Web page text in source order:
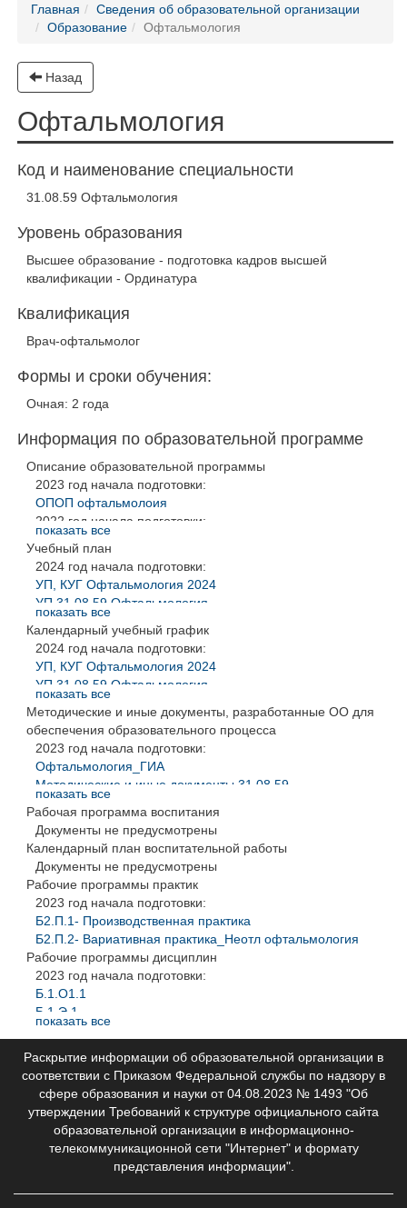
Главная
Сведения об образовательной организации
Образование
Офтальмология
Назад
Офтальмология
Код и наименование специальности
31.08.59 Офтальмология
Уровень образования
Высшее образование - подготовка кадров высшей
квалификации - Ординатура
Квалификация
Врач-офтальмолог
Формы и сроки обучения:
Очная: 2 года
Информация по образовательной программе
Описание образовательной программы
2023 год начала подготовки:
ОПОП офтальмолоия
2022 год начала подготовки:
ОПОП офтальмолоия
2020 год начала подготовки:
ОПОП_Офтальмология 2020
2018 год начала подготовки:
ОПОП офтальмология 2018
2017 год начала подготовки:
ОПОП ОФТАЛЬМОЛОГИЯ 2017
показать все
Учебный план
2024 год начала подготовки:
УП, КУГ Офтальмология 2024
УП 31.08.59 Офтальмология
2023 год начала подготовки:
УП, КУГ Офтальмология 2024
УП 31.08.59 Офтальмология
2022 год начала подготовки:
31.08.59 Офтальмология_2022_ординатура
2021 год начала подготовки:
Офтальмология
2020 год начала подготовки:
Офтальмология
2019 год начала подготовки:
УП Офтальмология 2019
2018 год начала подготовки:
Учебный план_ординатура_Офтальмология 2018
2017 год начала подготовки:
Учебный план_ординатура_Офтальмология 2017
показать все
Календарный учебный график
2024 год начала подготовки:
УП, КУГ Офтальмология 2024
УП 31.08.59 Офтальмология
2023 год начала подготовки:
УП, КУГ Офтальмология 2024
УП 31.08.59 Офтальмология
2021 год начала подготовки:
Офтальмология
2020 год начала подготовки:
ИЗМ. КУГ ОФТАЛЬМОЛОГИЯ_2020
2019 год начала подготовки:
КУГ Офтальмология 2019
2018 год начала подготовки:
Офтальмология 2018
2017 год начала подготовки:
НГИУВ_Календарный учебный график_2017
показать все
Методические и иные документы, разработанные ОО для
обеспечения образовательного процесса
2023 год начала подготовки:
Офтальмология_ГИА
Методические и иные документы 31.08.59
2022 год начала подготовки:
Офтальмология_ГИА
Методические и иные документы 31.08.59
2018 год начала подготовки:
ГИА Офтальмология
показать все
Рабочая программа воспитания
Документы не предусмотрены
Календарный план воспитательной работы
Документы не предусмотрены
Рабочие программы практик
2023 год начала подготовки:
Б2.П.1- Производственная практика
Б2.П.2- Вариативная практика_Неотл офтальмология
Рабочие программы дисциплин
2023 год начала подготовки:
Б.1.О1.1
Б.1.Э.1
Б.1.Э.2
Б1.О.1.3 МЧС
Б1.О.1.4 Патология
Б1.О.1.5 Педагогика
Б1.О.1.6 Мед реабилитация
Б1.О.1.7 Острые и неотл сост
Б1.О.1.8 ЭВН и КК
Б1.О.1.9 ИКТиИБ
показать все
Раскрытие информации об образовательной организации в
соответствии с Приказом Федеральной службы по надзору в
сфере образования и науки от 04.08.2023 № 1493 "Об
утверждении Требований к структуре официального сайта
образовательной организации в информационно-
телекоммуникационной сети "Интернет" и формату
представления информации".